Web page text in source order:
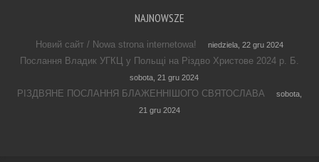
NAJNOWSZE
Новий сайт / Nowa strona internetowa! niedziela, 22 gru 2024
Послання Владик УГКЦ у Польщі на Різдво Христове 2024 р. Б.
sobota, 21 gru 2024
РІЗДВЯНЕ ПОСЛАННЯ БЛАЖЕННІШОГО СВЯТОСЛАВА
sobota,
21 gru 2024